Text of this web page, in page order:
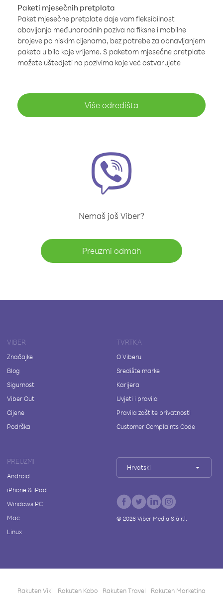
Paketi mjesečnih pretplata
Paket mjesečne pretplate daje vam fleksibilnost
obavljanja međunarodnih poziva na fiksne i mobilne
brojeve po niskim cijenama, bez potrebe za obnavljanjem
paketa u bilo koje vrijeme. S paketom mjesečne pretplate
možete uštedjeti na pozivima koje već ostvarujete
Više odredišta
Nemaš još Viber?
Preuzmi odmah
VIBER
Značajke
Blog
Sigurnost
Viber Out
Cijene
Podrška
TVRTKA
O Viberu
Središte marke
Karijera
Uvjeti i pravila
Pravila zaštite privatnosti
Customer Complaints Code
PREUZMI
Android
iPhone & iPad
Windows PC
Mac
Linux
Hrvatski
© 2026Viber Media S.à r.l.
Rakuten Viki Rakuten Kobo Rakuten Travel Rakuten Marketing